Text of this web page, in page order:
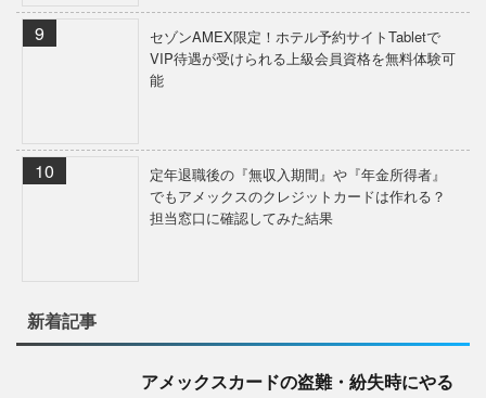
セゾンAMEX限定！ホテル予約サイトTabletで
VIP待遇が受けられる上級会員資格を無料体験可
能
定年退職後の『無収入期間』や『年金所得者』
でもアメックスのクレジットカードは作れる？
担当窓口に確認してみた結果
新着記事
アメックスカードの盗難・紛失時にやる